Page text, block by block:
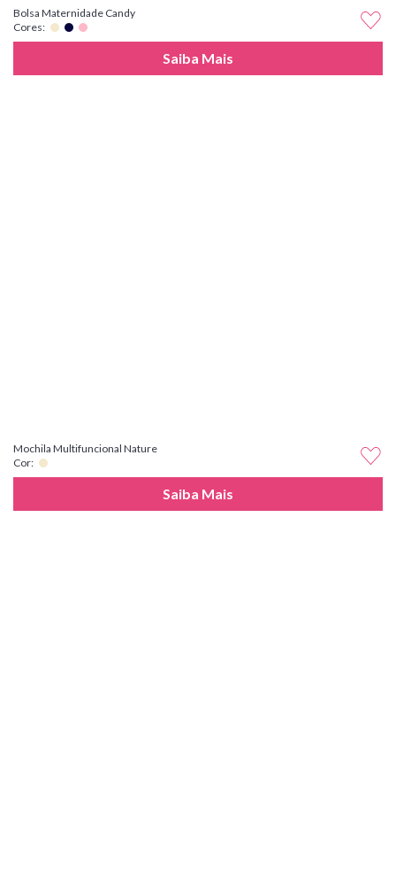
Bolsa Maternidade Candy
Cores:
Saiba Mais
Mochila Multifuncional Nature
Cor:
Saiba Mais